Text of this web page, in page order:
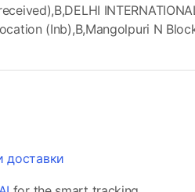
(Inb),B,Mangolpuri N
доставки